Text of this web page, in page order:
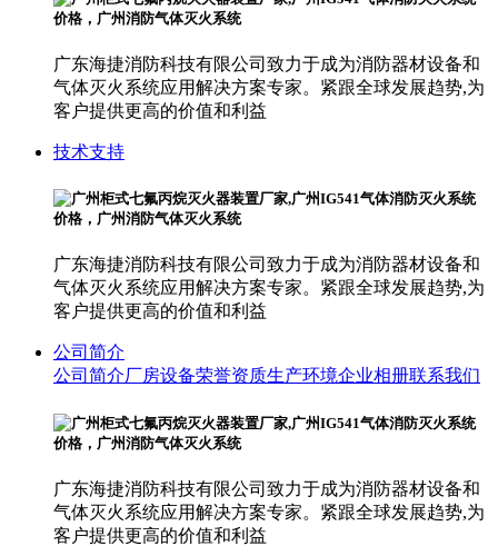
广东海捷消防科技有限公司致力于成为消防器材设备和
气体灭火系统应用解决方案专家。紧跟全球发展趋势,为
客户提供更高的价值和利益
技术支持
广东海捷消防科技有限公司致力于成为消防器材设备和
气体灭火系统应用解决方案专家。紧跟全球发展趋势,为
客户提供更高的价值和利益
公司简介
公司简介厂房设备荣誉资质生产环境企业相册联系我们
广东海捷消防科技有限公司致力于成为消防器材设备和
气体灭火系统应用解决方案专家。紧跟全球发展趋势,为
客户提供更高的价值和利益